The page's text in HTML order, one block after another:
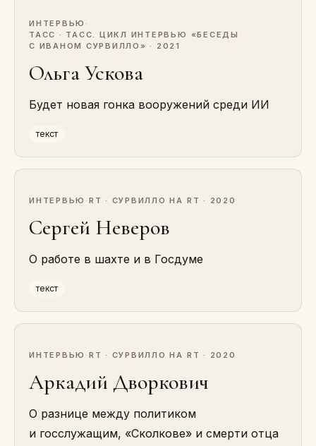
ИНТЕРВЬЮ ·
ТАСС · ТАСС. ЦИКЛ ИНТЕРВЬЮ «БЕСЕДЫ
С ИВАНОМ СУРВИЛЛО» · 2021
Ольга Ускова
Будет новая гонка вооружений среди ИИ
текст
ИНТЕРВЬЮ · RT · СУРВИЛЛО НА RT · 2020
Сергей Неверов
О работе в шахте и в Госдуме
текст
ИНТЕРВЬЮ · RT · СУРВИЛЛО НА RT · 2020
Аркадий Дворкович
О разнице между политиком
и госслужащим, «Сколкове» и смерти отца